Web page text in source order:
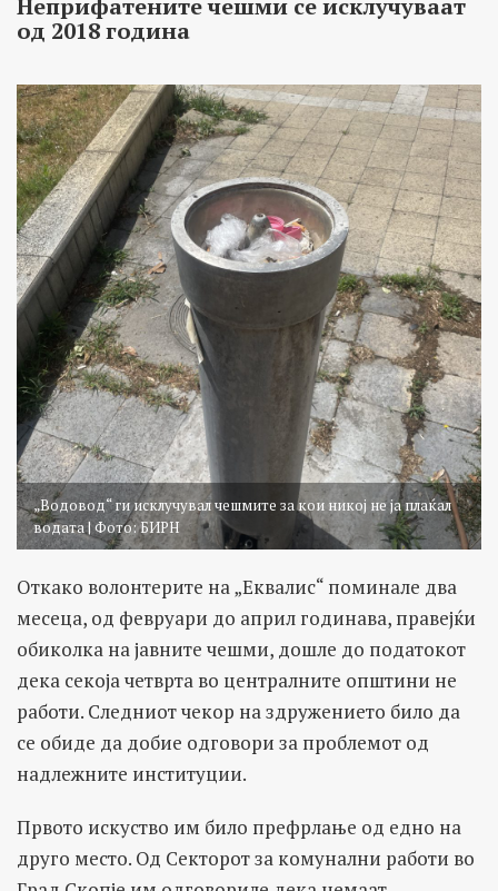
Неприфатените чешми се исклучуваат
од 2018 година
„Водовод“ ги исклучувал чешмите за кои никој не ја плаќал
водата | Фото: БИРН
Откако волонтерите на „Еквалис“ поминале два
месеца, од февруари до април годинава, правејќи
обиколка на јавните чешми, дошле до податокот
дека секоја четврта во централните општини не
работи. Следниот чекор на здружението било да
се обиде да добие одговори за проблемот од
надлежните институции.
Првото искуство им било префрлање од едно на
друго место. Од Секторот за комунални работи во